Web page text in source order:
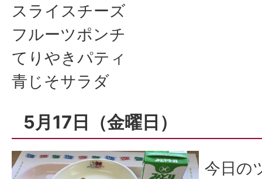
スライスチーズ
フルーツポンチ
てりやきパティ
青じそサラダ
5月17日（金曜日）
今日の